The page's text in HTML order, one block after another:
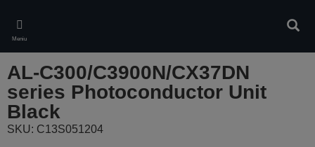
main
content
Meniu
AL-C300/C3900N/CX37DN
series Photoconductor Unit
Black
SKU: C13S051204